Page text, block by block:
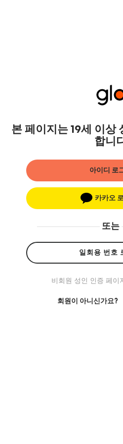
본 페이지는 19세 이상
합니
아이디 로
카카오
또는
일회용 번호
비회원 성인 인증 페이
회원이 아니신가요?